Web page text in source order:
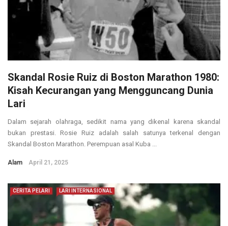
Skandal Rosie Ruiz di Boston Marathon 1980:
Kisah Kecurangan yang Mengguncang Dunia
Lari
Dalam sejarah olahraga, sedikit nama yang dikenal karena skandal
bukan prestasi. Rosie Ruiz adalah salah satunya terkenal dengan
Skandal Boston Marathon. Perempuan asal Kuba ...
Alam April 21, 2025
CERITA PELARI LARI INTERNASIONAL